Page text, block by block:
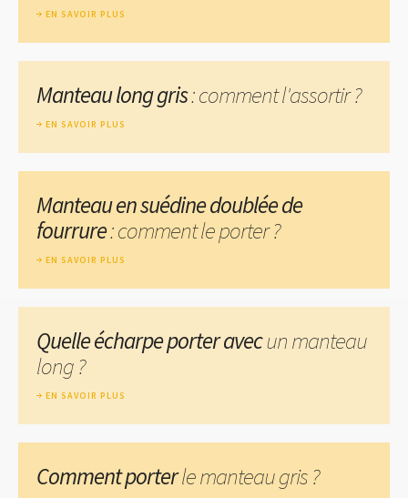
EN SAVOIR PLUS
Manteau long gris: comment l'assortir ?
EN SAVOIR PLUS
Manteau en suédine doublée de
fourrure: comment le porter ?
EN SAVOIR PLUS
Quelle écharpe porter avecun manteau
long ?
EN SAVOIR PLUS
Comment porterle manteau gris ?